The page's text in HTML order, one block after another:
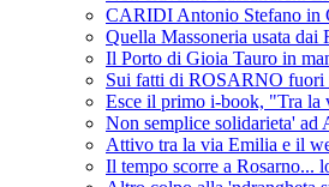
CARIDI Antonio Stefano in
Quella Massoneria usata
Il Porto di Gioia Tauro in
Sui fatti di ROSARNO
Esce il primo i-book, "Tra la
Non semplice solidarieta' ad
Attivo tra la via Emilia e il
Il tempo scorre a Rosarno...